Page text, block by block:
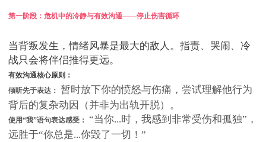
第一阶段：危机中的冷静与有效沟通——停止伤害循环
当背叛发生，情绪风暴是最大的敌人。指责、哭闹、冷
战只会将伴侣推得更远。
有效沟通核心原则：
倾听先于表达： 暂时放下你的愤怒与伤痛，尝试理解他行为
背后的复杂动因（并非为出轨开脱）。
使用“我”语句表达感受：
“当你...时，我感到非常受伤和孤独”，
远胜于“你总是...你毁了一切！”